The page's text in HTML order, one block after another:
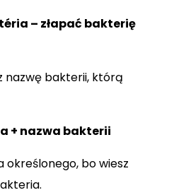
– złapać bakterię
nazwę bakterii, którą
+ nazwa bakterii
określonego, bo wiesz